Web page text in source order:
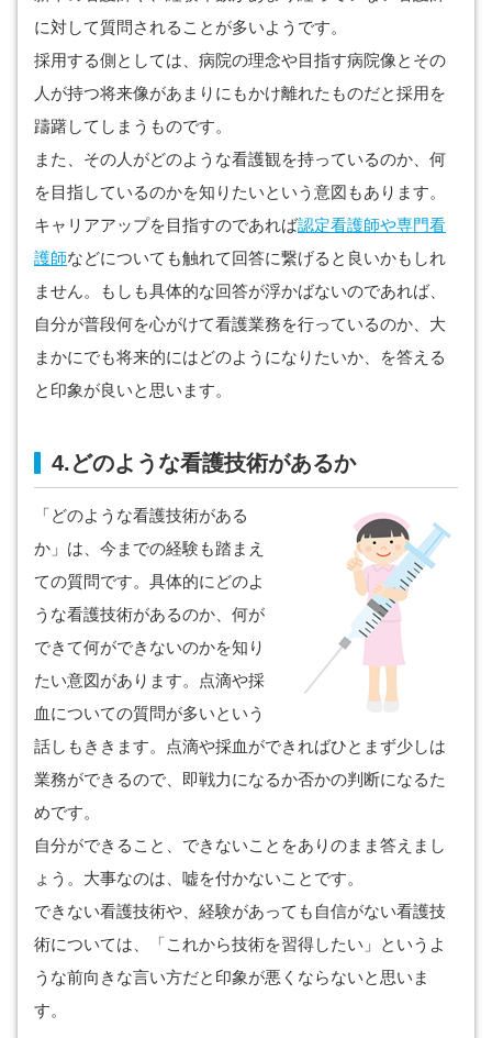
に対して質問されることが多いようです。
採用する側としては、病院の理念や目指す病院像とその
人が持つ将来像があまりにもかけ離れたものだと採用を
躊躇してしまうものです。
また、その人がどのような看護観を持っているのか、何
を目指しているのかを知りたいという意図もあります。
キャリアアップを目指すのであれば認定看護師や専門看
護師などについても触れて回答に繋げると良いかもしれ
ません。もしも具体的な回答が浮かばないのであれば、
自分が普段何を心がけて看護業務を行っているのか、大
まかにでも将来的にはどのようになりたいか、を答える
と印象が良いと思います。
4.どのような看護技術があるか
「どのような看護技術がある
か」は、今までの経験も踏まえ
ての質問です。具体的にどのよ
うな看護技術があるのか、何が
できて何ができないのかを知り
たい意図があります。点滴や採
血についての質問が多いという
話しもききます。点滴や採血ができればひとまず少しは
業務ができるので、即戦力になるか否かの判断になるた
めです。
自分ができること、できないことをありのまま答えまし
ょう。大事なのは、嘘を付かないことです。
できない看護技術や、経験があっても自信がない看護技
術については、「これから技術を習得したい」というよ
うな前向きな言い方だと印象が悪くならないと思いま
す。